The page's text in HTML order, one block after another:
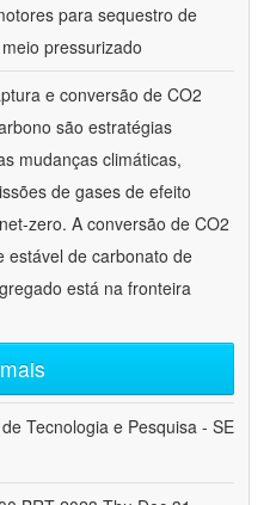
para sequestro de
pressurizado
e conversão de CO2
são estratégias
mudanças climáticas,
de gases de efeito
zero. A conversão de CO2
estável de carbonato de
está na fronteira
Tecnologia e Pesquisa - SE